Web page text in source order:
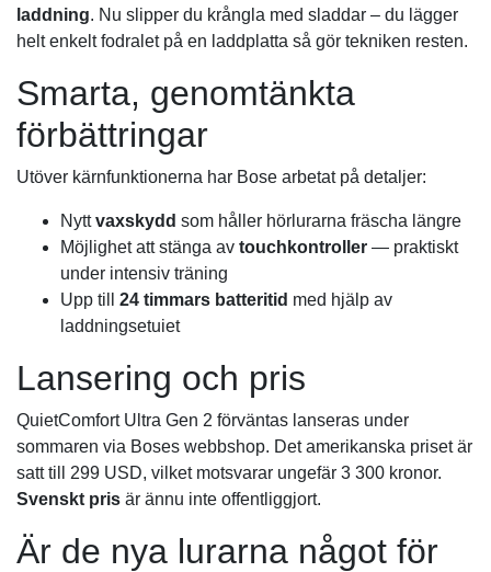
laddning. Nu slipper du krångla med sladdar – du lägger
helt enkelt fodralet på en laddplatta så gör tekniken resten.
Smarta, genomtänkta
förbättringar
Utöver kärnfunktionerna har Bose arbetat på detaljer:
Nyttvaxskydd som håller hörlurarna fräscha längre
Möjlighet att stänga av touchkontroller — praktiskt
under intensiv träning
Upp till 24 timmars batteritid med hjälp av
laddningsetuiet
Lansering och pris
QuietComfort Ultra Gen 2 förväntas lanseras under
sommaren via Boses webbshop. Det amerikanska priset är
satt till 299 USD, vilket motsvarar ungefär 3 300 kronor.
Svenskt pris är ännu inte offentliggjort.
Är de nya lurarna något för